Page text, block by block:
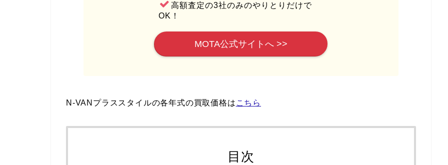
高額査定の3社のみのやりとりだけで
OK！
MOTA公式サイトへ >>
N-VANプラススタイルの各年式の買取価格は こちら
目次